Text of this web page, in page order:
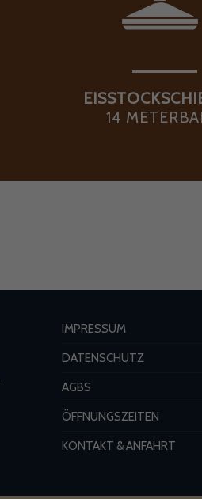
14
IMPRESSUM
DATENSCHUTZ
AGBS
ÖFFNUNGSZEITEN
KONTAKT & ANFAHRT